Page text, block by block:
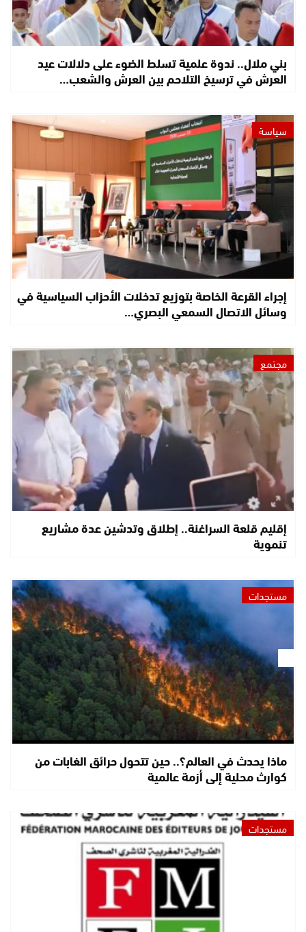
بني ملال.. ندوة علمية تسلط الضوء على دلالات عيد
العرش في ترسيخ التلاحم بين العرش والشعب…
سياسة
إجراء القرعة الخاصة بتوزيع تدخلات الأحزاب السياسية في
وسائل الاتصال السمعي البصري…
مجتمع
إقليم قلعة السراغنة.. إطلاق وتدشين عدة مشاريع
تنموية
مستجدات
ماذا يحدث في العالم؟.. حين تتحول حرائق الغابات من
كوارث محلية إلى أزمة عالمية
مستجدات